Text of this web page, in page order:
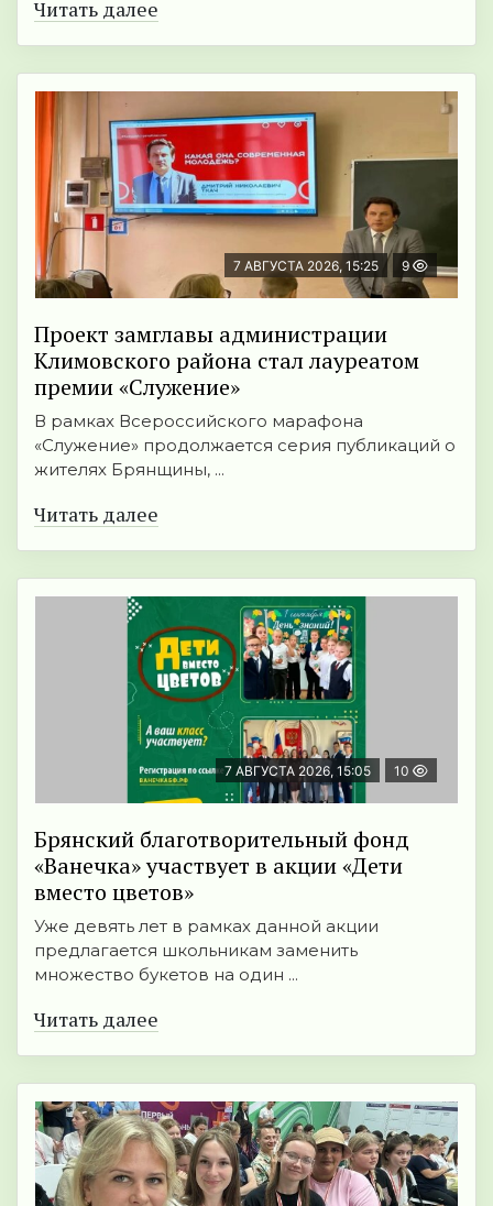
Читать далее
7 АВГУСТА 2026, 15:25 9
Проект замглавы администрации
Климовского района стал лауреатом
премии «Служение»
В рамках Всероссийского марафона
«Служение» продолжается серия публикаций о
жителях Брянщины, ...
Читать далее
7 АВГУСТА 2026, 15:05 10
Брянский благотворительный фонд
«Ванечка» участвует в акции «Дети
вместо цветов»
Уже девять лет в рамках данной акции
предлагается школьникам заменить
множество букетов на один ...
Читать далее